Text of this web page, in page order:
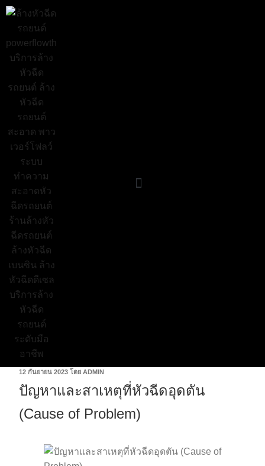
12 กันยายน 2023 โดย ADMIN
ปัญหาและสาเหตุที่หัวฉีดอุดตัน
(Cause of Problem)